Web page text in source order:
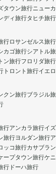
タウン旅行ニュー
ディ旅行タヒチ旅行
行ロサンゼルス旅行
カゴ旅行シアトル
ン旅行フロリダ旅行
トロント旅行イエ
クン旅行ブラジル
行アンカラ旅行イ
旅行ヨルダン旅行
ッコ旅行カサブラ
ープタウン旅行ケ
行 ドーハ旅行